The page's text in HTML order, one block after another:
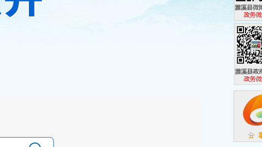
濉溪县政
政务微博
濉溪县政
政务微信